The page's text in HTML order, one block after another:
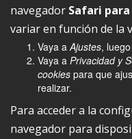
navegador Safari para
variar en función de la
Vaya aAjustes, luego
Vaya a Privacidad y
cookies para que
realizar.
Para acceder a la
navegador para